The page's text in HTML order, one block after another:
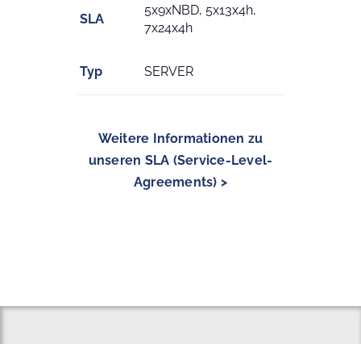
SLA
5x9xNBD, 5x13x4h,
7x24x4h
Typ SERVER
Weitere Informationen zu
unseren SLA (Service-Level-
Agreements) >